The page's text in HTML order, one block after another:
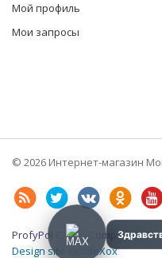
Мой профиль
Мои запросы
© 2026 Интернет-магазин
ProfyPol Group Company LLC
Design site XendeXox